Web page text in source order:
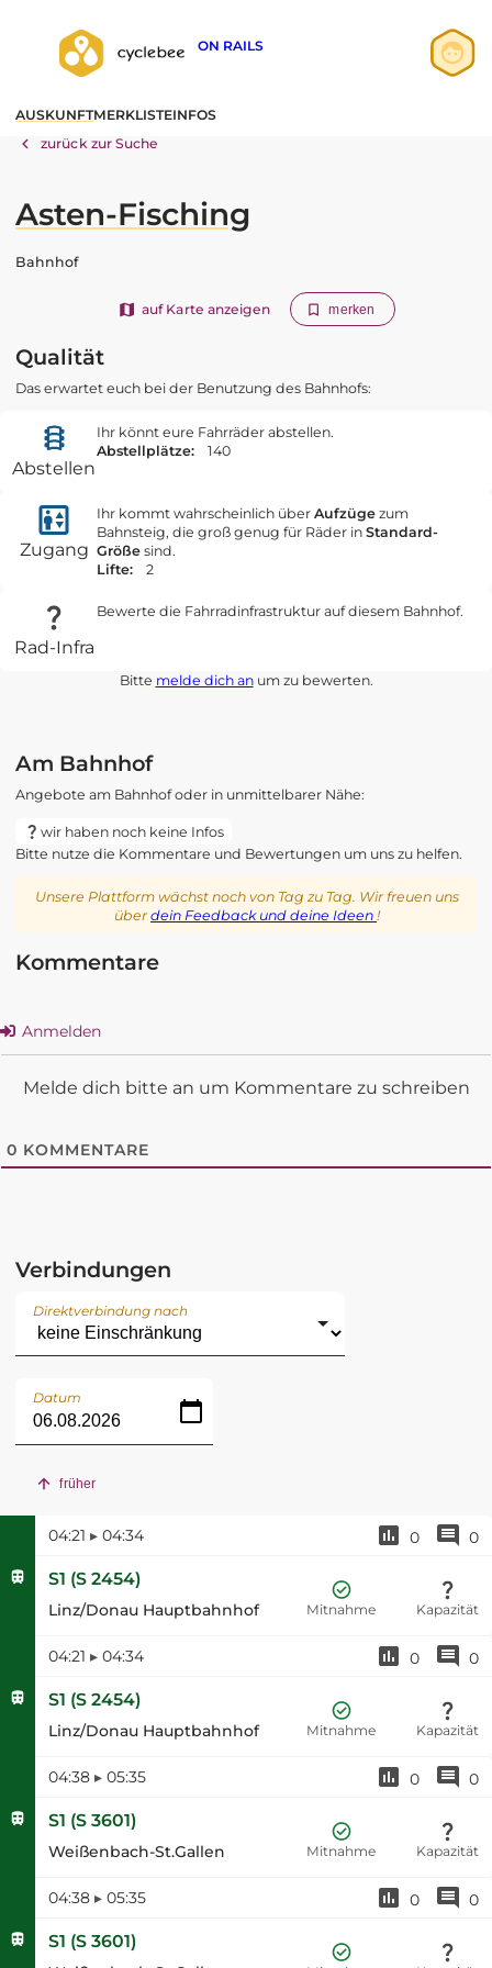
ON RAILS
AUSKUNFTMERKLISTEINFOS
zurück zur Suche
Asten-Fisching
Bahnhof
auf Karte anzeigen merken
Qualität
Das erwartet euch bei der Benutzung des Bahnhofs:
Abstellen
Ihr könnt eure Fahrräder abstellen.
Abstellplätze:
140
Zugang
Ihr kommt wahrscheinlich über Aufzügezum
Bahnsteig, die groß genug für Räder in Standard-
Größesind.
Lifte:
2
Rad-Infra
Bewerte die Fahrradinfrastruktur auf diesem Bahnhof.
Bitte melde dich anum zu bewerten.
Am Bahnhof
Angebote am Bahnhof oder in unmittelbarer Nähe:
wir haben noch keine Infos
Bitte nutze die Kommentare und Bewertungen um uns zu helfen.
Unsere Plattform wächst noch von Tag zu Tag. Wir freuen uns
überdein Feedback und deine Ideen !
Kommentare
Anmelden
Melde dich bitte an um Kommentare zu schreiben
0 KOMMENTARE
Verbindungen
Direktverbindung nach
Datum
früher
04:21 ▸ 04:34 0 0
S1 (S 2454)
Linz/Donau Hauptbahnhof Mitnahme Kapazität
04:21 ▸ 04:34 0 0
S1 (S 2454)
Linz/Donau Hauptbahnhof Mitnahme Kapazität
04:38 ▸ 05:35 0 0
S1 (S 3601)
Weißenbach-St.Gallen Mitnahme Kapazität
04:38 ▸ 05:35 0 0
S1 (S 3601)